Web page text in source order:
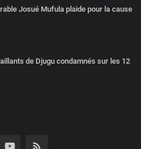
Josué Mufula plaide pour la cause
de Djugu condamnés sur les 12